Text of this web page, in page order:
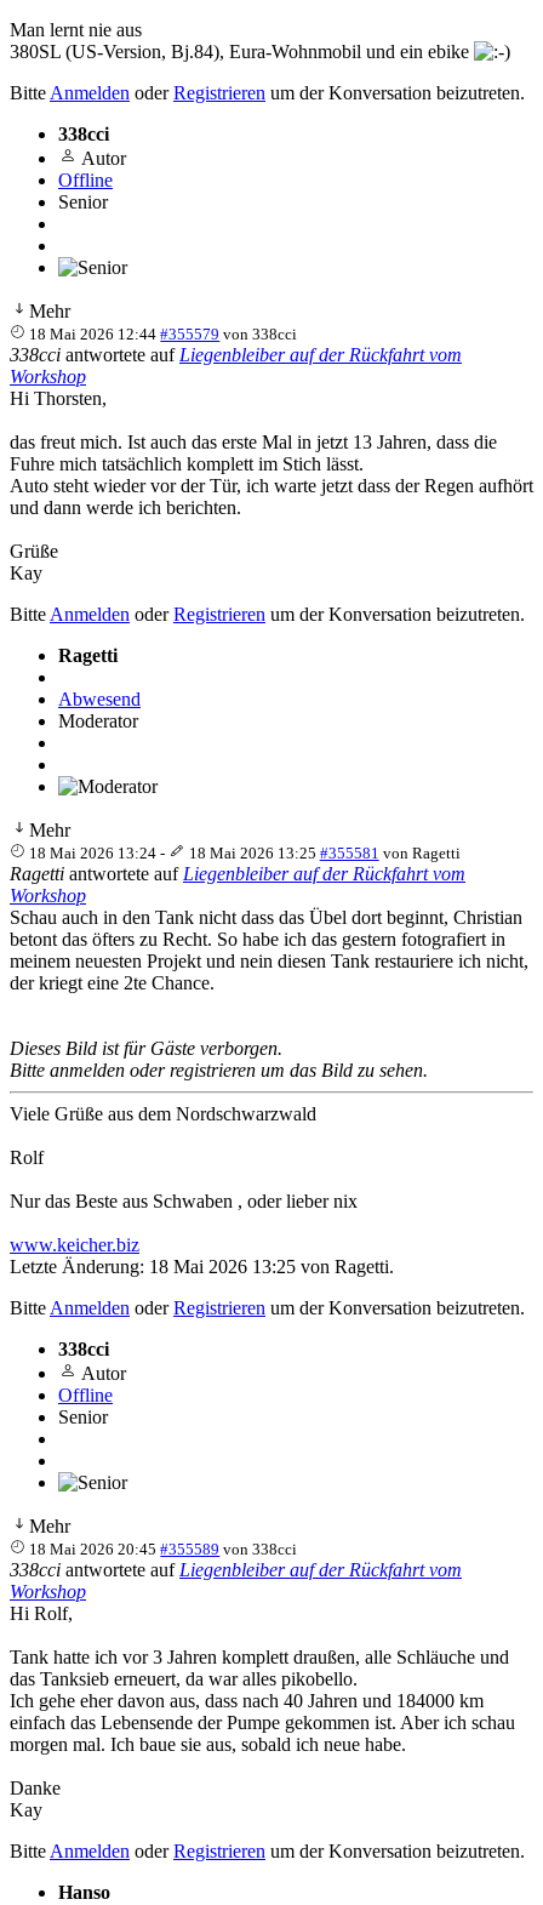
Man lernt nie aus
380SL (US-Version, Bj.84), Eura-Wohnmobil und ein ebike
Bitte Anmelden oderRegistrieren um der Konversation beizutreten.
338cci
Autor
Offline
Senior
Mehr
18 Mai 2026 12:44 #355579 von338cci
338cci antwortete auf Liegenbleiber auf der Rückfahrt vom
Workshop
Hi Thorsten,
das freut mich. Ist auch das erste Mal in jetzt 13 Jahren, dass die
Fuhre mich tatsächlich komplett im Stich lässt.
Auto steht wieder vor der Tür, ich warte jetzt dass der Regen aufhört
und dann werde ich berichten.
Grüße
Kay
Bitte Anmelden oderRegistrieren um der Konversation beizutreten.
Ragetti
Abwesend
Moderator
Mehr
18 Mai 2026 13:24 - 18 Mai 2026 13:25 #355581 von Ragetti
Ragetti antwortete auf Liegenbleiber auf der Rückfahrt vom
Workshop
Schau auch in den Tank nicht dass das Übel dort beginnt, Christian
betont das öfters zu Recht. So habe ich das gestern fotografiert in
meinem neuesten Projekt und nein diesen Tank restauriere ich nicht,
der kriegt eine 2te Chance.
Dieses Bild ist für Gäste verborgen.
Bitte anmelden oder registrieren um das Bild zu sehen.
Viele Grüße aus dem Nordschwarzwald
Rolf
Nur das Beste aus Schwaben , oder lieber nix
www.keicher.biz
Letzte Änderung: 18 Mai 2026 13:25 von Ragetti.
Bitte Anmelden oderRegistrieren um der Konversation beizutreten.
338cci
Autor
Offline
Senior
Mehr
18 Mai 2026 20:45 #355589 von338cci
338cci antwortete auf Liegenbleiber auf der Rückfahrt vom
Workshop
Hi Rolf,
Tank hatte ich vor 3 Jahren komplett draußen, alle Schläuche und
das Tanksieb erneuert, da war alles pikobello.
Ich gehe eher davon aus, dass nach 40 Jahren und 184000 km
einfach das Lebensende der Pumpe gekommen ist. Aber ich schau
morgen mal. Ich baue sie aus, sobald ich neue habe.
Danke
Kay
Bitte Anmelden oderRegistrieren um der Konversation beizutreten.
Hanso